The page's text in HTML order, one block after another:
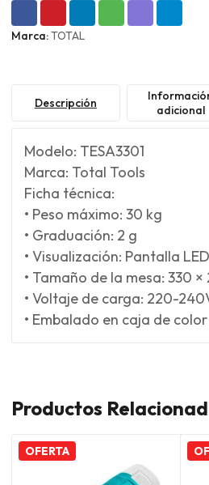
Marca:TOTAL
Descripción
adicional
Modelo: TESA3301
Marca: Total Tools
Ficha técnica:
• Peso máximo: 30 kg
• Graduación: 2 g
• Visualización: Pantalla LED
• Tamaño de la mesa: 330
• Voltaje de carga: 220-
• Embalado en caja de
Productos
OFERTA